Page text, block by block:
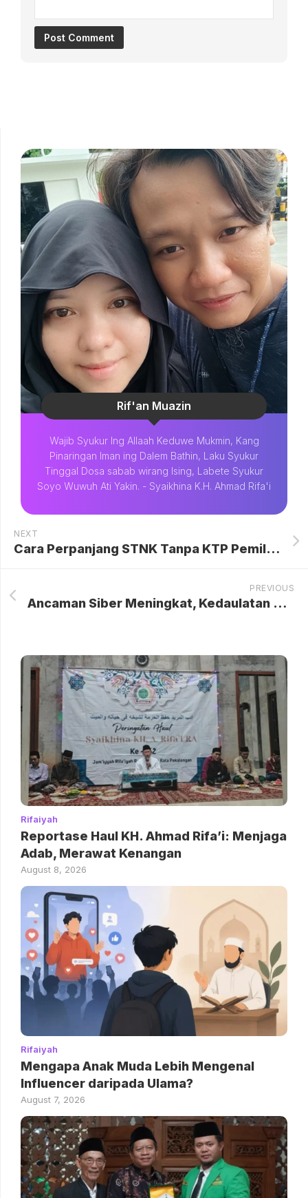
Rif'an Muazin
Wajib Syukur Ing Allaah Keduwe Mukmin, Kang
Pinaringan Iman ing Dalem Bathin, Laku Syukur
Tinggal Dosa sabab wirang Ising, Labete Syukur
Soyo Wuwuh Ati Yakin. - Syaikhina K.H. Ahmad Rifa'i
NEXT
Cara Perpanjang STNK Tanpa KTP Pemilik Lama: Solusi Balik Nama Kendaraan
PREVIOUS
Ancaman Siber Meningkat, Kedaulatan Digital Indonesia Harus Digeber
Rifaiyah
Reportase Haul KH. Ahmad Rifa’i: Menjaga
Adab, Merawat Kenangan
August 8, 2026
Rifaiyah
Mengapa Anak Muda Lebih Mengenal
Influencer daripada Ulama?
August 7, 2026